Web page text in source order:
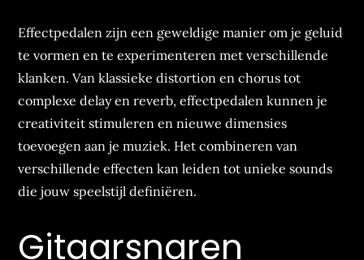
Effectpedalen zijn een geweldige manier om je geluid
te vormen en te experimenteren met verschillende
klanken. Van klassieke distortion en chorus tot
complexe delay en reverb, effectpedalen kunnen je
creativiteit stimuleren en nieuwe dimensies
toevoegen aan je muziek. Het combineren van
verschillende effecten kan leiden tot unieke sounds
die jouw speelstijl definiëren.
Gitaarsnaren